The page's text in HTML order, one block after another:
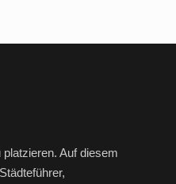
Auf diesem